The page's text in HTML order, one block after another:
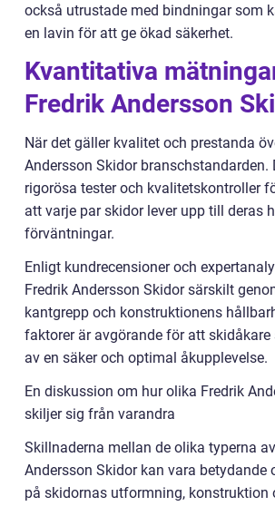
också utrustade med bindningar som
en lavin för att ge ökad säkerhet.
Kvantitativa
Fredrik Andersson
När det gäller kvalitet och prestanda
Andersson Skidor branschstandarden.
rigorösa tester och kvalitetskontroller
att varje par skidor lever upp till deras
förväntningar.
Enligt kundrecensioner och
Fredrik Andersson Skidor särskilt
kantgrepp och konstruktionens
faktorer är avgörande för att
av en säker och optimal åkupplevelse.
En diskussion om hur olika Fredrik
skiljer sig från varandra
Skillnaderna mellan de olika typerna
Andersson Skidor kan vara betydande
på skidornas utformning, konstruktion